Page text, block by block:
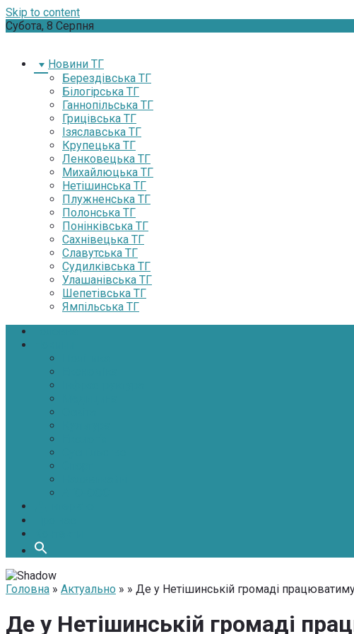
Skip to content
Субота, 8 Серпня
Новини ТГ
Берездівська ТГ
Білогірська ТГ
Ганнопільська ТГ
Грицівська ТГ
Ізяславська ТГ
Крупецька ТГ
Ленковецька ТГ
Михайлюцька ТГ
Нетішинська ТГ
Плужненська ТГ
Полонська ТГ
Понінківська ТГ
Сахнівецька ТГ
Славутська ТГ
Судилківська ТГ
Улашанівська ТГ
Шепетівська ТГ
Ямпільська ТГ
Головна » Актуально » » Де у Нетішинській громаді
Де у Нетішинській громаді